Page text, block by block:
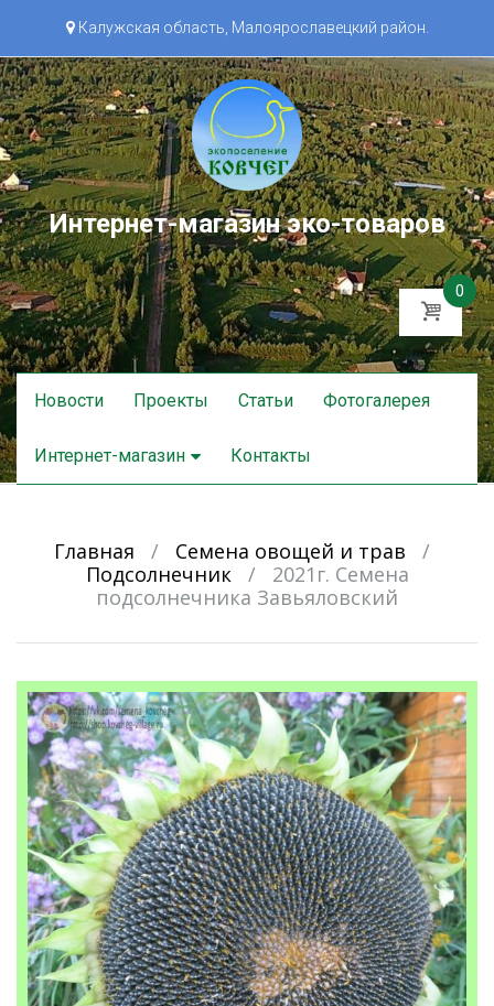
Калужская область, Малоярославецкий район.
Интернет-магазин эко-товаров
0
Skip
to
Новости Проекты Статьи Фотогалерея
Интернет-магазин Контакты
Главная / Семена овощей и трав
/
Подсолнечник
/
2021г. Семена
подсолнечника Завьяловский